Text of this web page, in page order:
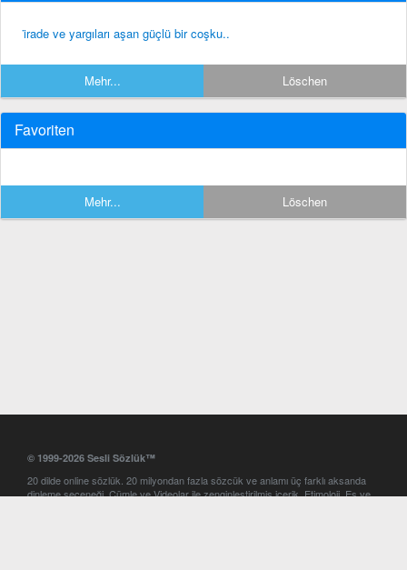
i̇rade ve yargıları aşan güçlü bir coşku..
Mehr... Löschen
Favoriten
Mehr... Löschen
© 1999-2026 Sesli Sözlük™
20 dilde online sözlük. 20 milyondan fazla sözcük ve anlamı üç farklı aksanda
dinleme seçeneği. Cümle ve Videolar ile zenginleştirilmiş içerik. Etimoloji, Eş ve